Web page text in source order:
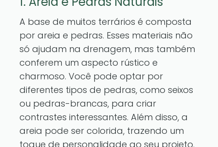
A base de muitos terrários é composta
por areia e pedras. Esses materiais não
só ajudam na drenagem, mas também
conferem um aspecto rústico e
charmoso. Você pode optar por
diferentes tipos de pedras, como seixos
ou pedras-brancas, para criar
contrastes interessantes. Além disso, a
areia pode ser colorida, trazendo um
toque de personalidade ao seu projeto.